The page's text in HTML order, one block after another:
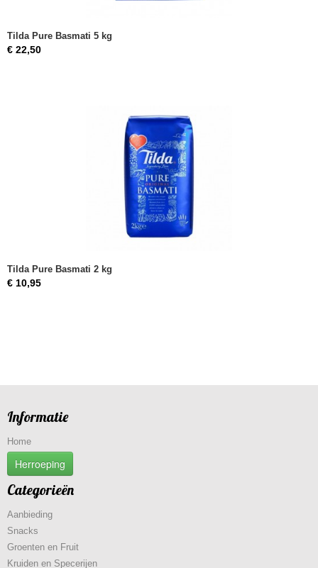
Tilda Pure Basmati 5 kg
€ 22,50
Tilda Pure Basmati 2 kg
€ 10,95
Informatie
Home
Herroeping
Categorieën
Aanbieding
Snacks
Groenten en Fruit
Kruiden en Specerijen